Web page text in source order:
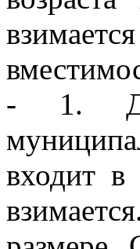
- 1.
входит в